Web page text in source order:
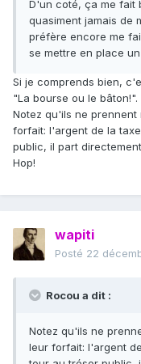
D'un coté, ça me fait
quasiment jamais de
préfère encore me
se mettre en place
Si je comprends bien,
"La bourse ou le bâton!".
Notez qu'ils ne prennent
forfait: l'argent de la
public, il part
Hop!
wapiti
Posté 22
Rocou a dit :
Notez qu'ils ne
leur forfait: l'argent